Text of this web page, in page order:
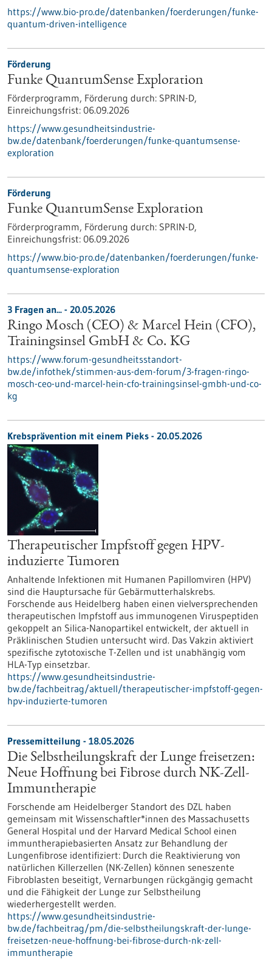
https://www.bio-pro.de/datenbanken/foerderungen/funke-
quantum-driven-intelligence
Förderung
Funke QuantumSense Exploration
Förderprogramm, Förderung durch: SPRIN-D,
Einreichungsfrist: 06.09.2026
https://www.gesundheitsindustrie-
bw.de/datenbank/foerderungen/funke-quantumsense-
exploration
Förderung
Funke QuantumSense Exploration
Förderprogramm, Förderung durch: SPRIN-D,
Einreichungsfrist: 06.09.2026
https://www.bio-pro.de/datenbanken/foerderungen/funke-
quantumsense-exploration
3 Fragen an... - 20.05.2026
Ringo Mosch (CEO) & Marcel Hein (CFO),
Trainingsinsel GmbH & Co. KG
https://www.forum-gesundheitsstandort-
bw.de/infothek/stimmen-aus-dem-forum/3-fragen-ringo-
mosch-ceo-und-marcel-hein-cfo-trainingsinsel-gmbh-und-co-
kg
Krebsprävention mit einem Pieks - 20.05.2026
Therapeutischer Impfstoff gegen HPV-
induzierte Tumoren
Anhaltende Infektionen mit Humanen Papillomviren (HPV)
sind die Hauptursache für Gebärmutterhalskrebs.
Forschende aus Heidelberg haben einen vielversprechenden
therapeutischen Impfstoff aus immunogenen Viruspeptiden
gekoppelt an Silica-Nanopartikel entwickelt, der aktuell in
Präklinischen Studien untersucht wird. Das Vakzin aktiviert
spezifische zytotoxische T-Zellen und ist unabhängig vom
HLA-Typ einsetzbar.
https://www.gesundheitsindustrie-
bw.de/fachbeitrag/aktuell/therapeutischer-impfstoff-gegen-
hpv-induzierte-tumoren
Pressemitteilung - 18.05.2026
Die Selbstheilungskraft der Lunge freisetzen:
Neue Hoffnung bei Fibrose durch NK-Zell-
Immuntherapie
Forschende am Heidelberger Standort des DZL haben
gemeinsam mit Wissenschaftler*innen des Massachusetts
General Hospital und der Harvard Medical School einen
immuntherapiebasierten Ansatz zur Behandlung der
Lungenfibrose identifiziert: Durch die Reaktivierung von
natürlichen Killerzellen (NK-Zellen) können seneszente
Fibroblasten beseitigt, Vernarbungen rückgängig gemacht
und die Fähigkeit der Lunge zur Selbstheilung
wiederhergestellt werden.
https://www.gesundheitsindustrie-
bw.de/fachbeitrag/pm/die-selbstheilungskraft-der-lunge-
freisetzen-neue-hoffnung-bei-fibrose-durch-nk-zell-
immuntherapie